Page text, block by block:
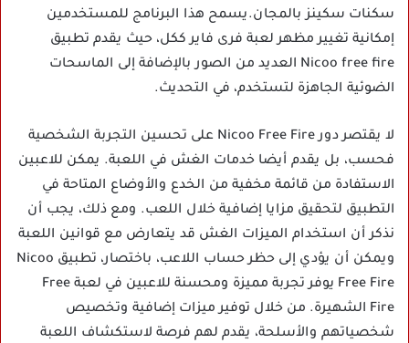
سكنات سكينز بالمجان.يسمح هذا البرنامج للمستخدمين
إمكانية تغيير مظهر لعبة فرى فاير ككل، حيث يقدم تطبيق
Nicoo free fire العديد من الصور بالإضافة إلى الماسحات
الضوئية الجاهزة لتستخدم، في التحديث.
لا يقتصر دور Nicoo Free Fire على تحسين التجربة الشخصية
فحسب، بل يقدم أيضا خدمات الغش في اللعبة. يمكن للاعبين
الاستفادة من قائمة مخفية من الخدع والأوضاع المتاحة في
التطبيق لتحقيق مزايا إضافية خلال اللعب. ومع ذلك، يجب أن
نذكر أن استخدام الميزات الغش قد يتعارض مع قوانين اللعبة
ويمكن أن يؤدي إلى حظر حساب اللاعب، باختصار، تطبيق Nicoo
Free Fire يوفر تجربة مميزة ومحسنة للاعبين في لعبة Free
Fire الشهيرة. من خلال توفير ميزات إضافية وتخصيص
شخصياتهم والأسلحة، يقدم لهم فرصة لاستكشاف اللعبة